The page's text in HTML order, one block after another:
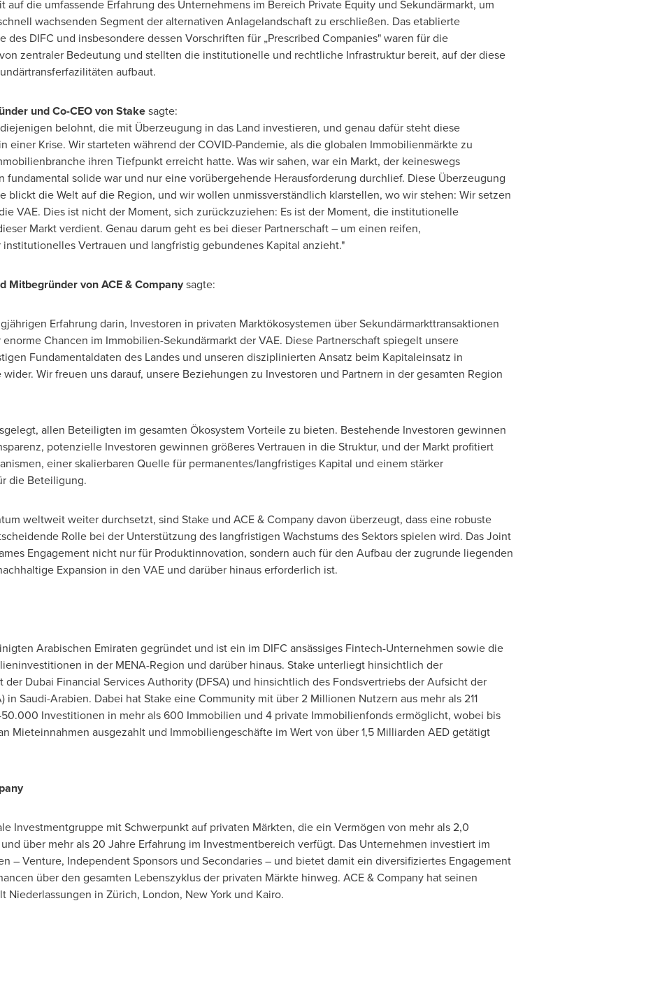
auf die umfassende Erfahrung des Unternehmens im Bereich Private Equity und Sekundärmarkt, um
wachsenden Segment der alternativen Anlagelandschaft zu erschließen. Das etablierte
des DIFC und insbesondere dessen Vorschriften für „Prescribed Companies" waren für die
zentraler Bedeutung und stellten die institutionelle und rechtliche Infrastruktur bereit, auf der diese
aufbaut.
und Co-CEO von Stakesagte:
belohnt, die mit Überzeugung in das Land investieren, und genau dafür steht diese
einer Krise. Wir starteten während der COVID-Pandemie, als die globalen Immobilienmärkte zu
ihren Tiefpunkt erreicht hatte. Was wir sahen, war ein Markt, der keineswegs
fundamental solide war und nur eine vorübergehende Herausforderung durchlief. Diese Überzeugung
blickt die Welt auf die Region, und wir wollen unmissverständlich klarstellen, wo wir stehen: Wir setzen
VAE. Dies ist nicht der Moment, sich zurückzuziehen: Es ist der Moment, die institutionelle
Markt verdient. Genau darum geht es bei dieser Partnerschaft – um einen reifen,
Vertrauen und langfristig gebundenes Kapital anzieht."
Mitbegründer von ACE & Companysagte:
Erfahrung darin, Investoren in privaten Marktökosystemen über Sekundärmarkttransaktionen
Chancen im Immobilien-Sekundärmarkt der VAE. Diese Partnerschaft spiegelt unsere
Fundamentaldaten des Landes und unseren disziplinierten Ansatz beim Kapitaleinsatz in
Wir freuen uns darauf, unsere Beziehungen zu Investoren und Partnern in der gesamten Region
allen Beteiligten im gesamten Ökosystem Vorteile zu bieten. Bestehende Investoren gewinnen
potenzielle Investoren gewinnen größeres Vertrauen in die Struktur, und der Markt profitiert
einer skalierbaren Quelle für permanentes/langfristiges Kapital und einem stärker
die Beteiligung.
weltweit weiter durchsetzt, sind Stake und ACE & Company davon überzeugt, dass eine robuste
Rolle bei der Unterstützung des langfristigen Wachstums des Sektors spielen wird. Das Joint
Engagement nicht nur für Produktinnovation, sondern auch für den Aufbau der zugrunde liegenden
Expansion in den VAE und darüber hinaus erforderlich ist.
Arabischen Emiraten gegründet und ist ein im DIFC ansässiges Fintech-Unternehmen sowie die
in der MENA-Region und darüber hinaus. Stake unterliegt hinsichtlich der
Dubai Financial Services Authority (DFSA) und hinsichtlich des Fondsvertriebs der Aufsicht der
in Saudi-Arabien. Dabei hat Stake eine Community mit über 2 Millionen Nutzern aus mehr als 211
Investitionen in mehr als 600 Immobilien und 4 private Immobilienfonds ermöglicht, wobei bis
Mieteinnahmen ausgezahlt und Immobiliengeschäfte im Wert von über 1,5 Milliarden AED getätigt
Investmentgruppe mit Schwerpunkt auf privaten Märkten, die ein Vermögen von mehr als 2,0
über mehr als 20 Jahre Erfahrung im Investmentbereich verfügt. Das Unternehmen investiert im
– Venture, Independent Sponsors und Secondaries – und bietet damit ein diversifiziertes Engagement
über den gesamten Lebenszyklus der privaten Märkte hinweg. ACE & Company hat seinen
Niederlassungen in Zürich, London, New York und Kairo.